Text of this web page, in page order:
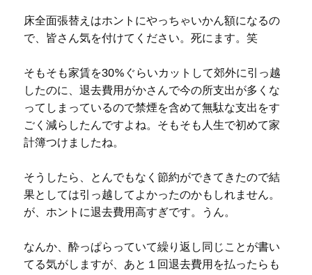
床全面張替えはホントにやっちゃいかん額になるの
で、皆さん気を付けてください。死にます。笑
そもそも家賃を30%ぐらいカットして郊外に引っ越
したのに、退去費用がかさんで今の所支出が多くな
ってしまっているので禁煙を含めて無駄な支出をす
ごく減らしたんですよね。そもそも人生で初めて家
計簿つけましたね。
そうしたら、とんでもなく節約ができてきたので結
果としては引っ越してよかったのかもしれません。
が、ホントに退去費用高すぎです。うん。
なんか、酔っぱらっていて繰り返し同じことが書い
てる気がしますが、あと１回退去費用を払ったらも